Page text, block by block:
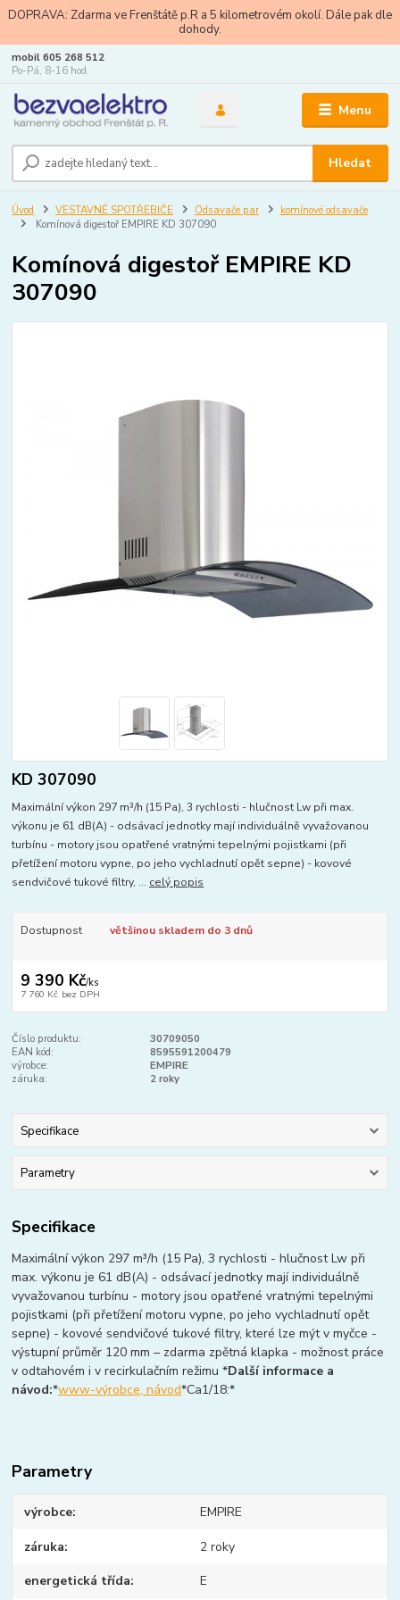
DOPRAVA: Zdarma ve Frenštátě p.R a 5 kilometrovém okolí. Dále pak dle
dohody.
Menu
Hledat
mobil 605 268 512
Po-Pá, 8-16 hod.
Úvod VESTAVNÉ SPOTŘEBIČE Odsavače par
komínové odsavače
Komínová digestoř EMPIRE KD 307090
Komínová digestoř EMPIRE KD
307090
KD 307090
Maximální výkon 297 m³/h (15 Pa), 3 rychlosti - hlučnost Lw při max.
výkonu je 61 dB(A) - odsávací jednotky mají individuálně vyvažovanou
turbínu - motory jsou opatřené vratnými tepelnými pojistkami (při
přetížení motoru vypne, po jeho vychladnutí opět sepne) - kovové
sendvičové tukové filtry, ... celý popis
Dostupnost většinou skladem do 3 dnů
9 390 Kč/ks
7 760 Kč bez DPH
Číslo produktu:
30709050
EAN kód:
8595591200479
výrobce:
EMPIRE
záruka:
2 roky
Specifikace
Parametry
Specifikace
Maximální výkon 297 m³/h (15 Pa), 3 rychlosti - hlučnost Lw při
max. výkonu je 61 dB(A) - odsávací jednotky mají individuálně
vyvažovanou turbínu - motory jsou opatřené vratnými tepelnými
pojistkami (při přetížení motoru vypne, po jeho vychladnutí opět
sepne) - kovové sendvičové tukové filtry, které lze mýt v myčce -
výstupní průměr 120 mm – zdarma zpětná klapka - možnost práce
v odtahovém i v recirkulačním režimu *Další informace a
návod:*www-výrobce, návod*Ca1/18:*
Parametry
výrobce EMPIRE
záruka 2 roky
energetická třída E